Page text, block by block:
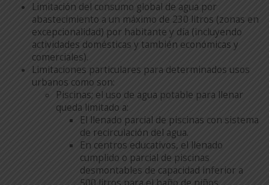
Limitación del consumo global de agua por
abastecimiento a un máximo de 230 litros (zonas en
excepcionalidad) por habitante y día (incluyendo
actividades domésticas y también económicas y
comerciales).
Limitaciones particulares para determinados usos
urbanos como son:
Piscinas; el uso de agua potable para llenar
queda limitado a:
El llenado parcial de piscinas con sistema
de recirculación del agua.
En centros educativos, el llenado
cumplido o parcial de piscinas
desmontables de capacidad inferior a